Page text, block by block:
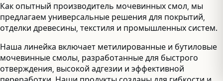
Как опытный производитель мочевинных смол, мы
предлагаем универсальные решения для покрытий,
отделки древесины, текстиля и промышленных систем.
Наша линейка включает метилированные и бутиловые
мочевинные смолы, разработанные для быстрого
отверждения, высокой адгезии и эффективной